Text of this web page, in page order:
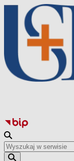
Przejdź